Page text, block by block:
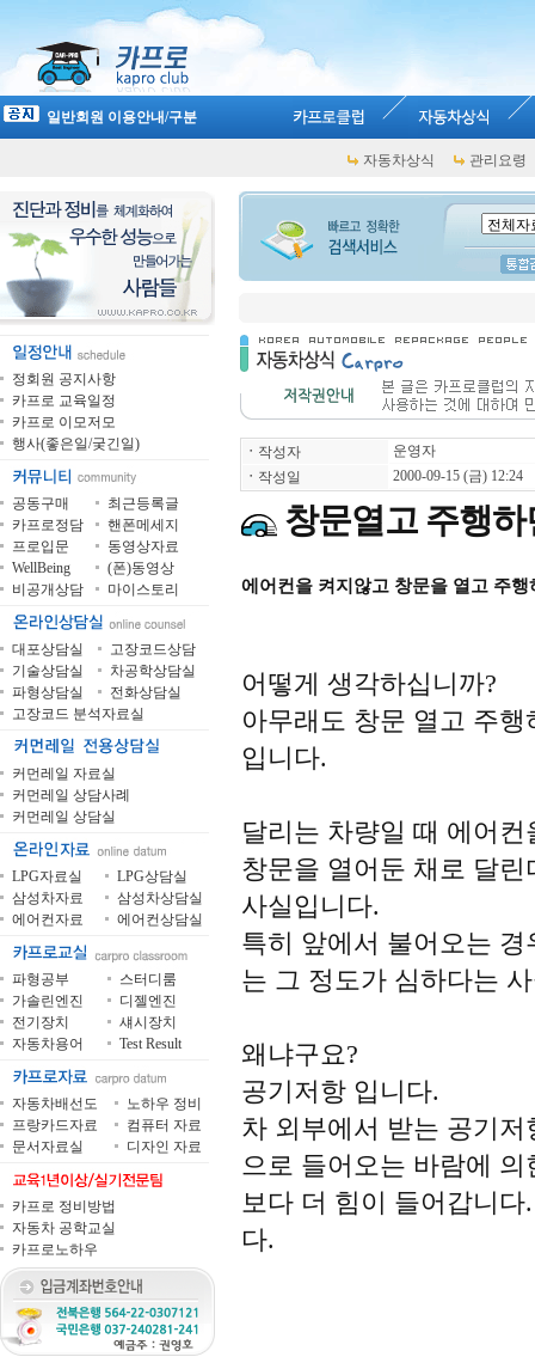
일반회원 이용안내/구분
자동차상식 관리요령
정회원 공지사항
카프로 교육일정
카프로 이모저모
행사(좋은일/궂긴일)
공동구매
최근등록글
카프로정담
핸폰메세지
프로입문
동영상자료
WellBeing
(폰)동영상
비공개상담
마이스토리
대포상담실
고장코드상담
기술상담실
차공학상담실
파형상담실
전화상담실
고장코드 분석자료실
커먼레일 자료실
커먼레일 상담사례
커먼레일 상담실
LPG자료실
LPG상담실
삼성차자료
삼성차상담실
에어컨자료
에어컨상담실
파형공부
스터디룸
가솔린엔진
디젤엔진
전기장치
섀시장치
자동차용어
Test Result
자동차배선도
노하우 정비
프랑카드자료
컴퓨터 자료
문서자료실
디자인 자료
카프로 정비방법
자동차 공학교실
카프로노하우
ㆍ 작성자
운영자
ㆍ 작성일 2000-09-15 (금) 12:24
창문열고 주행
에어컨을 켜지않고 창문을 열고 주
어떻게 생각하십니까?
아무래도 창문 열고 주
입니다.
달리는 차량일 때 에어
창문을 열어둔 채로 달
사실입니다.
특히 앞에서 불어오는
는 그 정도가 심하다는
왜냐구요?
공기저항 입니다.
차 외부에서 받는 공기
으로 들어오는 바람에
보다 더 힘이 들어갑니
다.